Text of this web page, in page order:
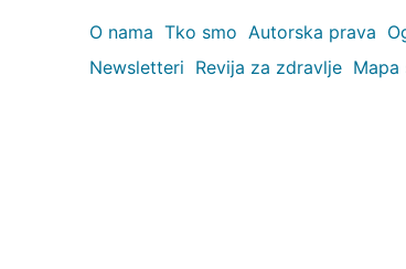
O nama Tko smo Autorska prava
Newsletteri Revija za zdravlje Mapa